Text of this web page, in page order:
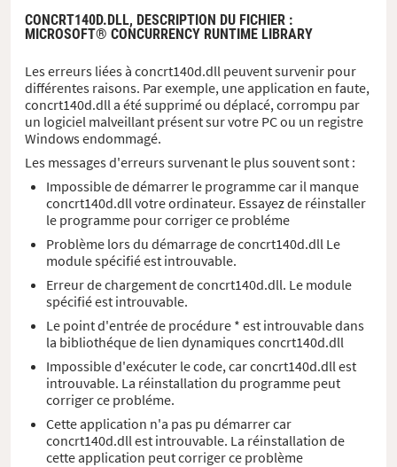
CONCRT140D.DLL, DESCRIPTION DU FICHIER :
MICROSOFT® CONCURRENCY RUNTIME LIBRARY
Les erreurs liées à concrt140d.dll peuvent survenir pour
différentes raisons. Par exemple, une application en faute,
concrt140d.dll a été supprimé ou déplacé, corrompu par
un logiciel malveillant présent sur votre PC ou un registre
Windows endommagé.
Les messages d'erreurs survenant le plus souvent sont :
Impossible de démarrer le programme car il manque
concrt140d.dll votre ordinateur. Essayez de réinstaller
le programme pour corriger ce probléme
Problème lors du démarrage de concrt140d.dll Le
module spécifié est introuvable.
Erreur de chargement de concrt140d.dll. Le module
spécifié est introuvable.
Le point d'entrée de procédure * est introuvable dans
la bibliothéque de lien dynamiques concrt140d.dll
Impossible d'exécuter le code, car concrt140d.dll est
introuvable. La réinstallation du programme peut
corriger ce probléme.
Cette application n'a pas pu démarrer car
concrt140d.dll est introuvable. La réinstallation de
cette application peut corriger ce problème